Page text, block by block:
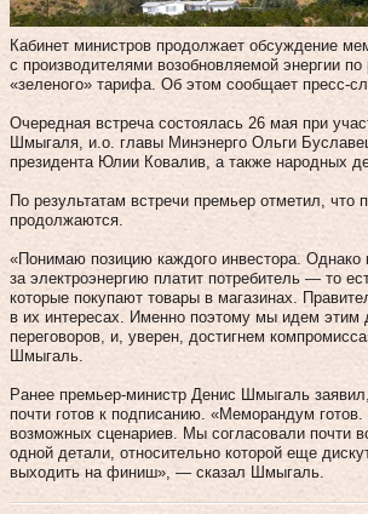
Кабинет министров продолжает обсуждение
с производителями возобновляемой энергии по
«зеленого» тарифа. Об этом сообщает пресс-
Очередная встреча состоялась 26 мая при
Шмыгаля, и.о. главы Минэнерго Ольги
президента Юлии Ковалив, а также народных
По результатам встречи премьер отметил, что
продолжаются.
«Понимаю позицию каждого инвестора. Однако
за электроэнергию платит потребитель — то
которые покупают товары в магазинах.
в их интересах. Именно поэтому мы идем этим
переговоров, и, уверен, достигнем
Шмыгаль.
Ранее премьер-министр Денис Шмыгаль
почти готов к подписанию. «Меморандум
возможных сценариев. Мы согласовали почти
одной детали, относительно которой еще
выходить на финиш», — сказал Шмыгаль.